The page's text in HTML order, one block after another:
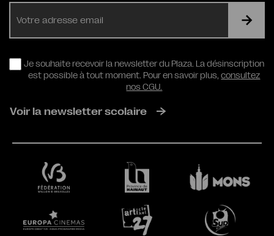
RGPD
Je souhaite recevoir la newsletter du Plaza. La désinscription
est possible à tout moment. Pour en savoir plus,consultez
nos CGU.
Voir la newsletter scolaire